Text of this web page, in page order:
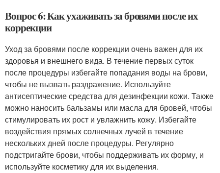
Вопрос 6: Как ухаживать за бровями после их
коррекции
Уход за бровями после коррекции очень важен для их
здоровья и внешнего вида. В течение первых суток
после процедуры избегайте попадания воды на брови,
чтобы не вызвать раздражение. Используйте
антисептические средства для дезинфекции кожи. Также
можно наносить бальзамы или масла для бровей, чтобы
стимулировать их рост и увлажнить кожу. Избегайте
воздействия прямых солнечных лучей в течение
нескольких дней после процедуры. Регулярно
подстригайте брови, чтобы поддерживать их форму, и
используйте косметику для их выделения.